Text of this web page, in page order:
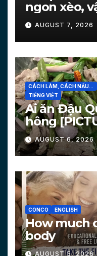
ngon xèo,
[PICTURES]
AUGUST 7, 2026
CÁCH LÀM, CÁCH NẤU...
TIẾNG VIỆT
Ai ăn Đậu
hông
AUGUST 6, 2026
CONCO ENGLISH
How much
body
AUGUST 5, 2026